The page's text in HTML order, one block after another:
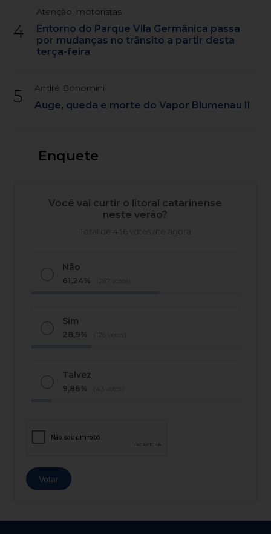
4
Atenção, motoristas
Entorno do Parque Vila Germânica passa
por mudanças no trânsito a partir desta
terça-feira
5 André Bonomini
Auge, queda e morte do Vapor Blumenau II
Enquete
Você vai curtir o litoral catarinense
neste verão?
Total de 436 votos até agora
Não
61,24% (267 votos)
Sim
28,9% (126 votos)
Talvez
9,86% (43 votos)